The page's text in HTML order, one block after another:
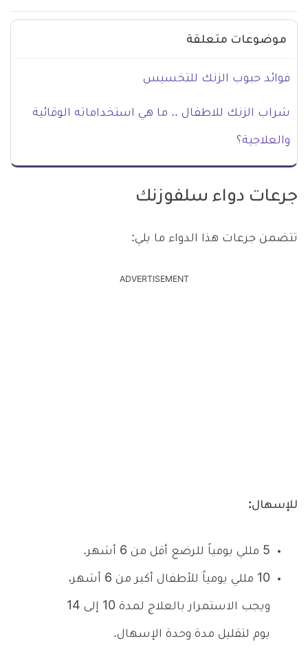
موضوعات متعلقة
فوائد حبوب الزنك للتخسيس
شراب الزنك للاطفال .. ما هي استخداماته الوقائية
والعلاجية؟
جرعات دواء سلفوزنك
تتضمن جرعات هذا الدواء ما يلي:
ADVERTISEMENT
للإسهال:
5 مللي يومياً للرضع أقل من 6 أشهر.
10 مللي يومياً للأطفال أكبر من 6 أشهر،
ويجب الاستمرار بالعلاج لمدة 10 إلى 14
يوم لتقليل مدة وحدة الإسهال.